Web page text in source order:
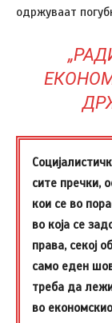
одржуваат
сите пречки,
кои се во
во која се
права, секој
само еден
треба да
во